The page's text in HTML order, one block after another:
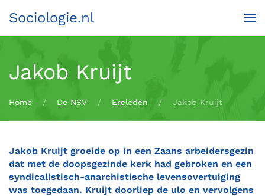
Terug naar hoofdinhoud
Sociologie.nl
Jakob Kruijt
Home De NSV Ereleden Jakob Kruijt
Jakob Kruijt groeide op in een Zaans arbeidersgezin
dat met de doopsgezinde kerk had gebroken en een
syndicalistisch-anarchistische levensovertuiging
was toegedaan. Kruijt doorliep de ulo en vervolgens